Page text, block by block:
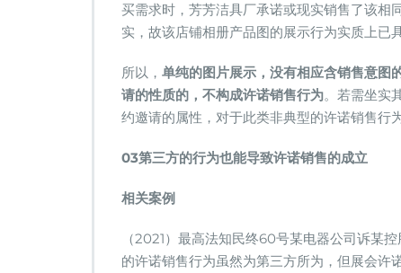
买需求时，芳芳洁具厂承诺或现实销售了该相
实，故该店铺相册产品图的展示行为实质上已
所以， 单纯的图片展示，没有相应含销售意图
请的性质的，不构成许诺销售行为。若需坐实
约邀请的属性，对于此类非典型的许诺销售行
03第三方的行为也能导致许诺销售的成立
相关案例
（2021）最高法知民终60号某电器公司诉某
的许诺销售行为虽然为第三方所为，但展会许